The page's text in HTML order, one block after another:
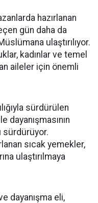
hazırlanan
gün daha da
ulaştırılıyor.
kadınlar ve temel
aileler için önemli
sürdürülen
dayanışmasının
sürdürüyor.
sıcak yemekler,
ulaştırılmaya
dayanışma eli,